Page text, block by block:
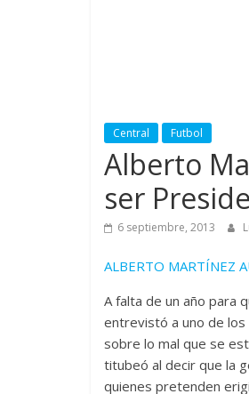
Central Futbol
Alberto
ser
6 septiembre, 2013
ALBERTO MARTÍNEZ
A falta de un año para
entrevistó a uno de
sobre lo mal que se
titubeó al decir que la
quienes pretenden